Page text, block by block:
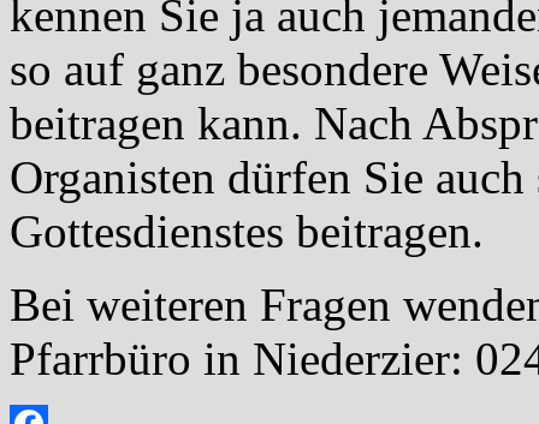
kennen Sie ja auch
so auf ganz besondere
beitragen kann. Nach
Organisten dürfen Sie
Gottesdienstes beitragen.
Bei weiteren Fragen
Pfarrbüro in Niederzier: